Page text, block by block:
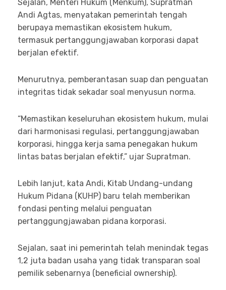
Sejalan, Menteri Hukum (Menkum), Supratman
Andi Agtas, menyatakan pemerintah tengah
berupaya memastikan ekosistem hukum,
termasuk pertanggungjawaban korporasi dapat
berjalan efektif.
Menurutnya, pemberantasan suap dan penguatan
integritas tidak sekadar soal menyusun norma.
“Memastikan keseluruhan ekosistem hukum, mulai
dari harmonisasi regulasi, pertanggungjawaban
korporasi, hingga kerja sama penegakan hukum
lintas batas berjalan efektif,” ujar Supratman.
Lebih lanjut, kata Andi, Kitab Undang-undang
Hukum Pidana (KUHP) baru telah memberikan
fondasi penting melalui penguatan
pertanggungjawaban pidana korporasi.
Sejalan, saat ini pemerintah telah menindak tegas
1,2 juta badan usaha yang tidak transparan soal
pemilik sebenarnya (beneficial ownership).